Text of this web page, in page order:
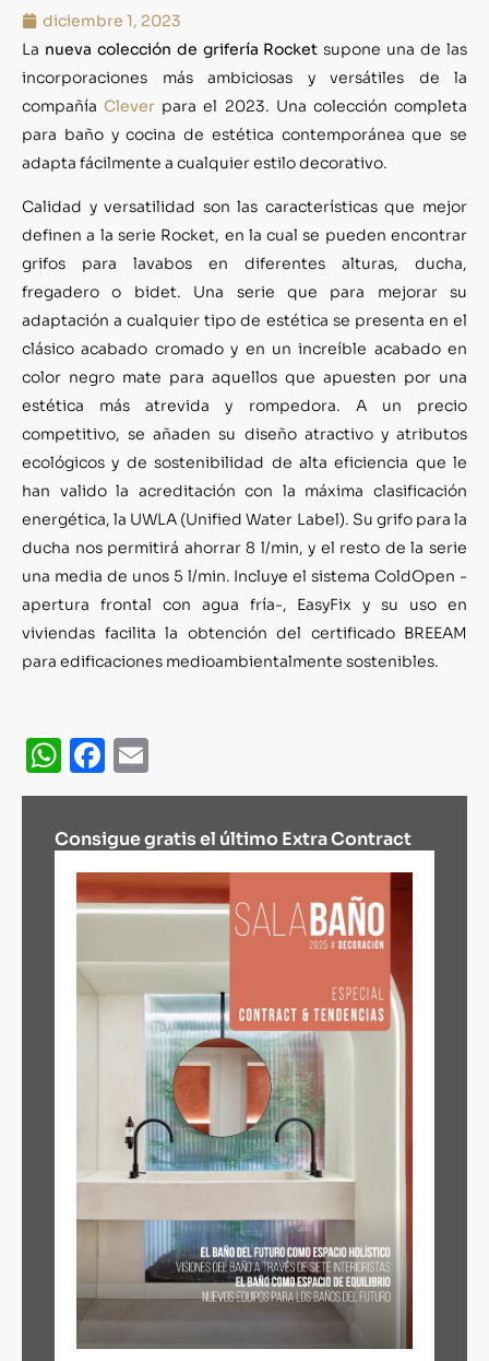
diciembre 1, 2023
La nueva colección de grifería Rocketsupone una de las
incorporaciones más ambiciosas y versátiles de la
compañíaClever para el 2023. Una colección completa
para baño y cocina de estética contemporánea que se
adapta fácilmente a cualquier estilo decorativo.
Calidad y versatilidad son las características que mejor
definen a la serie Rocket, en la cual se pueden encontrar
grifos para lavabos en diferentes alturas, ducha,
fregadero o bidet. Una serie que para mejorar su
adaptación a cualquier tipo de estética se presenta en el
clásico acabado cromado y en un increíble acabado en
color negro mate para aquellos que apuesten por una
estética más atrevida y rompedora. A un precio
competitivo, se añaden su diseño atractivo y atributos
ecológicos y de sostenibilidad de alta eficiencia que le
han valido la acreditación con la máxima clasificación
energética, la UWLA (Unified Water Label). Su grifo para la
ducha nos permitirá ahorrar 8 l/min, y el resto de la serie
una media de unos 5 l/min. Incluye el sistema ColdOpen -
apertura frontal con agua fría-, EasyFix y su uso en
viviendas facilita la obtención del certificado BREEAM
para edificaciones medioambientalmente sostenibles.
WhatsApp
Facebook
Consigue gratis el último Extra Contract